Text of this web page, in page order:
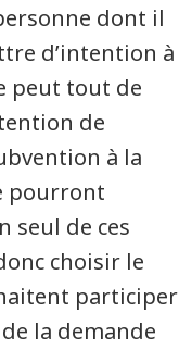
dont il
d’intention à
peut tout de
de
à la
pourront
seul de ces
choisir le
participer
la demande